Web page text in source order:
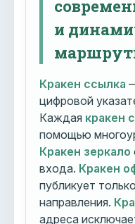
и
Кракен ссылка
цифровой
Каждая кракен
помощью
Кракен зеркало
входа. Кракен
публикует
направления.
адреса